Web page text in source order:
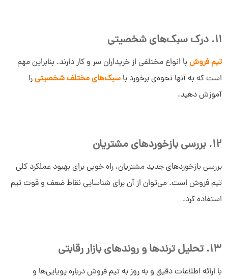
11. درک سبک‌های شخصیتی
تیم فروش با انواع مختلفی از خریداران سر و کار دارند. بنابراین مهم
است که به آنها نحوه‌ی برخورد با سبک‌های مختلف شخصیتیرا
آموزش دهید.
12. بررسی بازخوردهای مشتریان
بررسی بازخوردهای جدید مشتریان، راه خوبی برای بهبود عملکرد کلی
تیم فروش است. می‌توان از آن برای شناسایی نقاط ضعف و قوت تیم
استفاده کرد.
13. تحلیل ترندها و روندهای بازار رقابتی
با ارائه اطلاعات دقیق و به روز به تیم فروش درباره پویایی‌ها و